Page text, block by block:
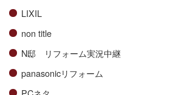
LIXIL
non title
N邸 リフォーム実況中継
panasonicリフォーム